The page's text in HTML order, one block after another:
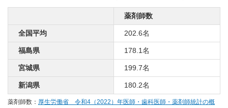
薬剤師数
全国平均 202.6名
福島県 178.1名
宮城県 199.7名
新潟県 180.2名
薬剤師数： 厚生労働省 令和4（2022）年医師・歯科医師・薬剤師統計の概